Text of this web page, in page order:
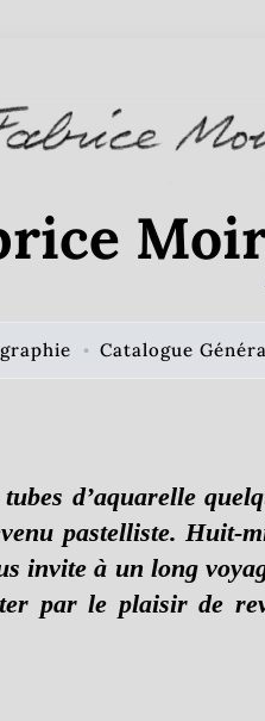
Catalogue
d’aquarelle
pastelliste.
invite à un long
par le plaisir de